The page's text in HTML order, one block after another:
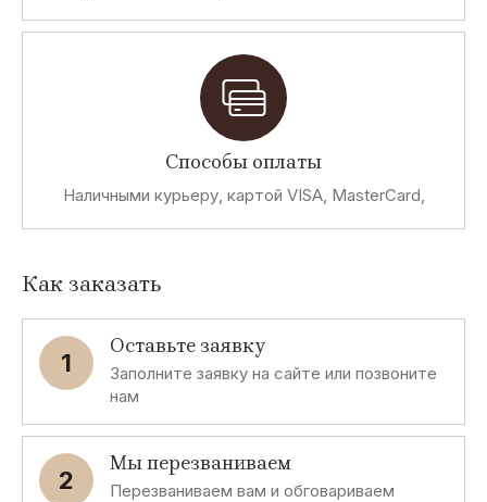
Способы оплаты
Наличными курьеру, картой VISA, MasterCard,
Как заказать
1
Оставьте заявку
Заполните заявку на сайте или позвоните
нам
2
Мы перезваниваем
Перезваниваем вам и обговариваем